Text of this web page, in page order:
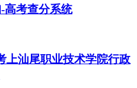
高考查分系统
上汕尾职业技术学院行政